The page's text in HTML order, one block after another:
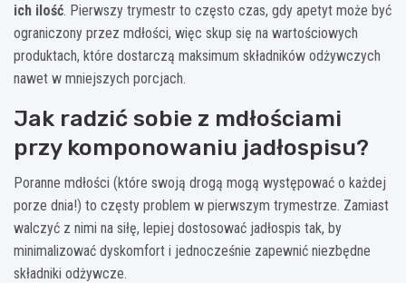
ich ilość. Pierwszy trymestr to często czas, gdy apetyt może być
ograniczony przez mdłości, więc skup się na wartościowych
produktach, które dostarczą maksimum składników odżywczych
nawet w mniejszych porcjach.
Jak radzić sobie z mdłościami
przy komponowaniu jadłospisu?
Poranne mdłości (które swoją drogą mogą występować o każdej
porze dnia!) to częsty problem w pierwszym trymestrze. Zamiast
walczyć z nimi na siłę, lepiej dostosować jadłospis tak, by
minimalizować dyskomfort i jednocześnie zapewnić niezbędne
składniki odżywcze.